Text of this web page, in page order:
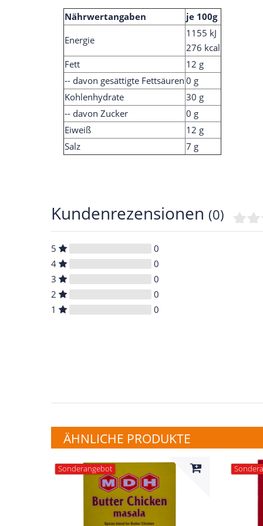
Nährwertangaben
je 100g
Energie
1155 kJ
276 kcal
Fett
12 g
-- davon gesättigte Fettsäuren0 g
Kohlenhydrate
30 g
-- davon Zucker
0 g
Eiweiß
12 g
Salz
7 g
Kundenrezensionen (0)
5
0
4
0
3
0
2
0
1
0
ÄHNLICHE PRODUKTE
Sonderangebot